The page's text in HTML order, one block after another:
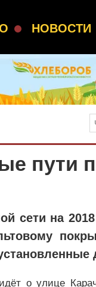
НОВОСТИ
пути
сети на
о улице